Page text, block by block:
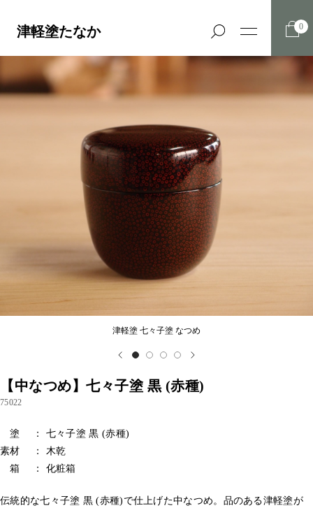
津軽塗たなか 0
津軽塗 七々子塗 なつめ
【中なつめ】七々子塗 黒 (赤種)
75022
塗 ： 七々子塗 黒 (赤種)
素材 ： 木乾
箱 ： 化粧箱
伝統的な七々子塗 黒 (赤種)で仕上げた中なつめ。品のある津軽塗が